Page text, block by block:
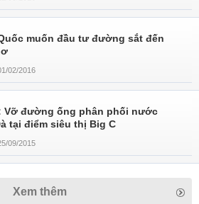
muốn đầu tư đường sắt đến
02/2016
Vỡ đường ống phân phối nước
tại điểm siêu thị Big C
09/2015
Xem thêm